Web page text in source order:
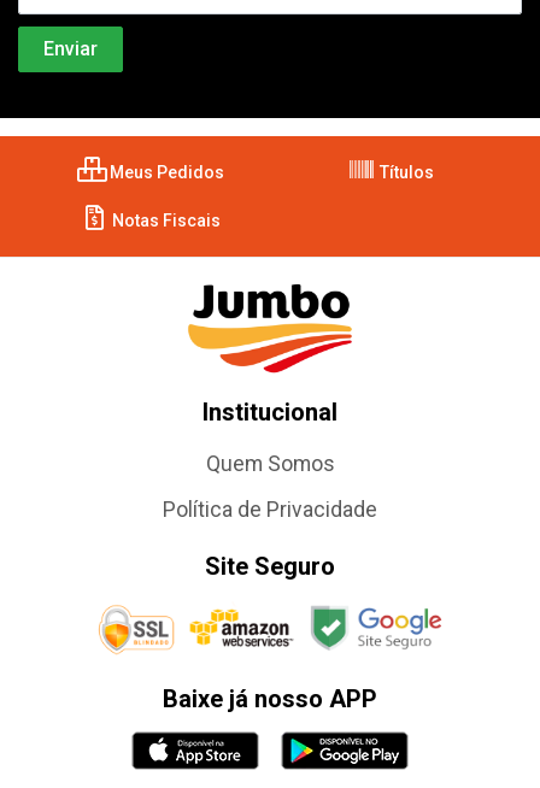
Meus Pedidos Títulos
Notas Fiscais
Institucional
Quem Somos
Política de Privacidade
Site Seguro
Baixe já nosso APP